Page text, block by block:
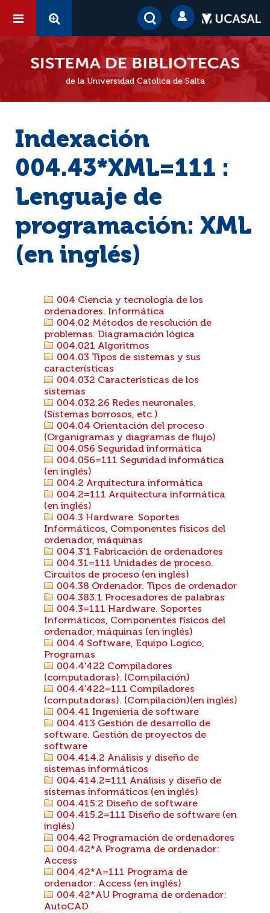
de la Universidad Católica de Salta
Indexación
004.43*XML=111 :
Lenguaje de
programación: XML
(en inglés)
004 Ciencia y tecnología de los
ordenadores. Informática
004.02 Métodos de resolución de
problemas. Diagramación lógica
004.021 Algoritmos
004.03 Tipos de sistemas y sus
características
004.032 Características de los
sistemas
004.032.26 Redes neuronales.
(Sistemas borrosos, etc.)
004.04 Orientación del proceso
(Organigramas y diagramas de flujo)
004.056 Seguridad informática
004.056=111 Seguridad informática
(en inglés)
004.2 Arquitectura informática
004.2=111 Arquitectura informática
(en inglés)
004.3 Hardware. Soportes
Informáticos, Componentes físicos del
ordenador, máquinas
004.3'1 Fabricación de ordenadores
004.31=111 Unidades de proceso.
Circuitos de proceso (en inglés)
004.38 Ordenador. Tipos de ordenador
004.383.1 Procesadores de palabras
004.3=111 Hardware. Soportes
Informáticos, Componentes físicos del
ordenador, máquinas (en inglés)
004.4 Software, Equipo Logico,
Programas
004.4'422 Compiladores
(computadoras). (Compilación)
004.4'422=111 Compiladores
(computadoras). (Compilación)(en inglés)
004.41 Ingenieria de software
004.413 Gestión de desarrollo de
software. Gestión de proyectos de
software
004.414.2 Análisis y diseño de
sistemas informáticos
004.414.2=111 Análisis y diseño de
sistemas informáticos (en inglés)
004.415.2 Diseño de software
004.415.2=111 Diseño de software (en
inglés)
004.42 Programación de ordenadores
004.42*A Programa de ordenador:
Access
004.42*A=111 Programa de
ordenador: Access (en inglés)
004.42*AU Programa de ordenador:
AutoCAD